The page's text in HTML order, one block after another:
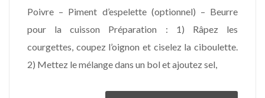
Poivre – Piment d’espelette (optionnel) – Beurre
pour la cuisson Préparation : 1) Râpez les
courgettes, coupez l’oignon et ciselez la ciboulette.
2) Mettez le mélange dans un bol et ajoutez sel,